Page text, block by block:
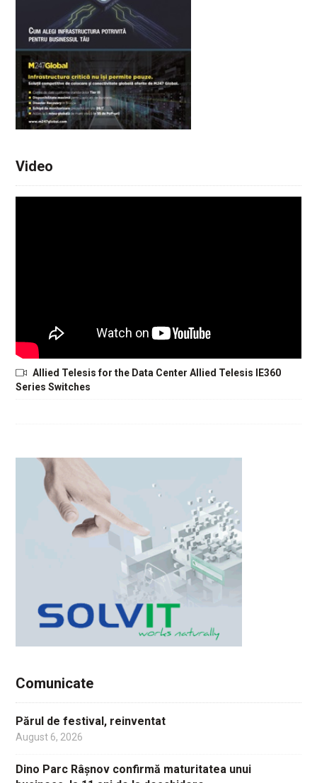
Video
Allied Telesis for the Data Center Allied Telesis IE360
Series Switches
Comunicate
Părul de festival, reinventat
August 6, 2026
Dino Parc Râșnov confirmă maturitatea unui